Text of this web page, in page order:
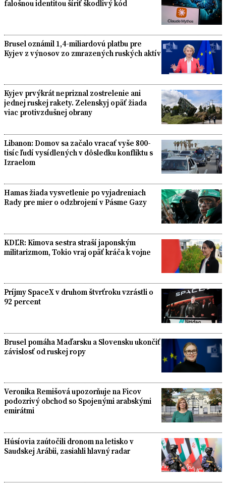
falošnou identitou šíriť škodlivý kód
Brusel oznámil 1,4-miliardovú platbu pre
Kyjev z výnosov zo zmrazených ruských aktív
Kyjev prvýkrát nepriznal zostrelenie ani
jednej ruskej rakety. Zelenskyj opäť žiada
viac protivzdušnej obrany
Libanon: Domov sa začalo vracať vyše 800-
tisíc ľudí vysídlených v dôsledku konfliktu s
Izraelom
Hamas žiada vysvetlenie po vyjadreniach
Rady pre mier o odzbrojení v Pásme Gazy
KDĽR: Kimova sestra straší japonským
militarizmom, Tokio vraj opäť kráča k vojne
Príjmy SpaceX v druhom štvrťroku vzrástli o
92 percent
Brusel pomáha Maďarsku a Slovensku ukončiť
závislosť od ruskej ropy
Veronika Remišová upozorňuje na Ficov
podozrivý obchod so Spojenými arabskými
emirátmi
Húsíovia zaútočili dronom na letisko v
Saudskej Arábii, zasiahli hlavný radar